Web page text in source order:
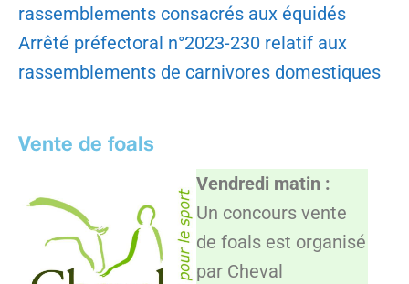
rassemblements consacrés aux équidés
Arrêté préfectoral n°2023-230 relatif aux
rassemblements de carnivores domestiques
Vente de foals
Vendredi matin :
Un concours vente
de foals est organisé
par Cheval